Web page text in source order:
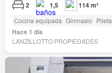
2 1,5 114 m²
Cocina equipada Gimnasio Pileta
Hace 1 día
LANZILLOTTO PROPIEDADES